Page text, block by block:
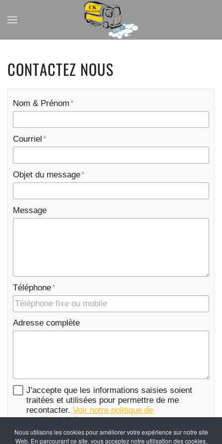
CONTACTEZ NOUS
Nom & Prénom
Courriel
Objet du message
Message
Téléphone
Adresse complète
J'accepte que les informations saisies soient
traitées et utilisées pour permettre de me
recontacter.Voir notre politique de
confidentialité
Nous utilisons les cookies pour améliorer votre expérience sur notre site
Web. En parcourant ce site, vous acceptez notre utilisation des cookies.